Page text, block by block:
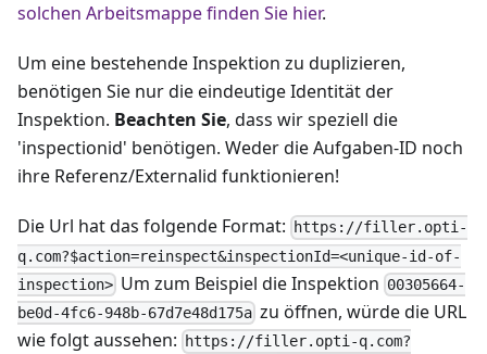
solchen Arbeitsmappe finden Sie hier.
Um eine bestehende Inspektion zu duplizieren,
benötigen Sie nur die eindeutige Identität der
Inspektion. Beachten Sie, dass wir speziell die
'inspectionid' benötigen. Weder die Aufgaben-ID noch
ihre Referenz/Externalid funktionieren!
Die Url hat das folgende Format:
https://filler.opti-
q.com?$action=reinspect&inspectionId=<unique-id-of-
inspection> Um zum Beispiel die Inspektion 00305664-
be0d-4fc6-948b-67d7e48d175a zu öffnen, würde die URL
wie folgt aussehen:
https://filler.opti-q.com?